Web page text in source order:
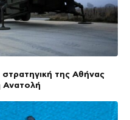
της Αθήνας
Ανατολή